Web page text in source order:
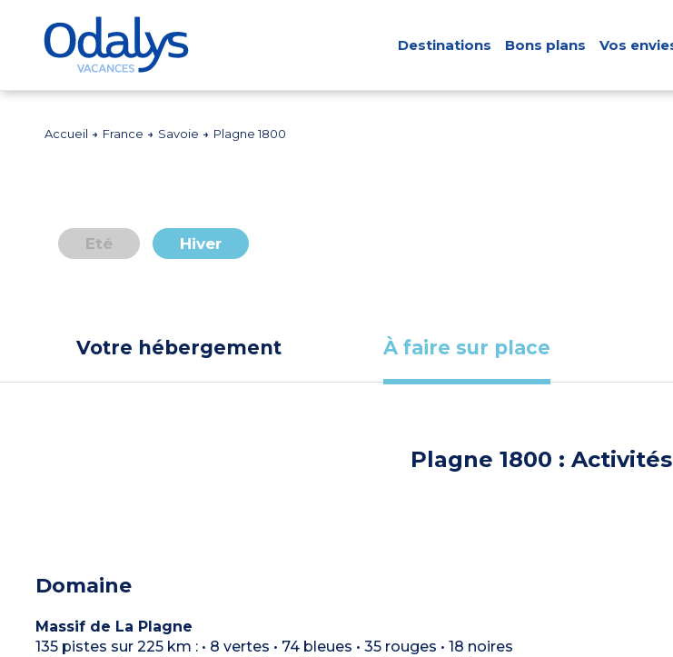
Destinations Bons plans Vos
Accueil France Savoie Plagne 1800
Eté Hiver
Votre hébergement À faire sur place
Plagne 1800 :
Domaine
Massif de La Plagne
135 pistes sur 225 km : • 8 vertes • 74 bleues • 35 rouges • 18 noires